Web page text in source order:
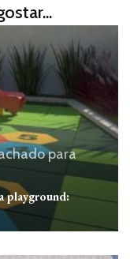
para
playground: